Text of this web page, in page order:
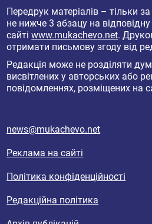
Передрук матеріалів – тільки
не нижче 3 абзацу на відповідну
сайтіwww.mukachevo.net.
отримати письмову згоду від
Редакція може не розділяти
висвітлених у авторських або
повідомленнях, розміщених на
news@mukachevo.net
Реклама на сайті
Політика конфіденційності
Редакційна політика